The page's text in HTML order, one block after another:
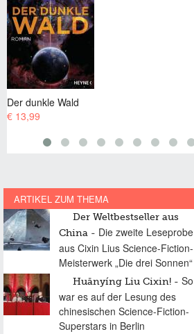
ARTIKEL ZUM THEMA
Der Weltbestseller aus
China
Die zweite Leseprobe
aus Cixin Lius Science-Fiction-
Meisterwerk „Die drei Sonnen“
Huānyíng Liu Cixin!
So
war es auf der Lesung des
chinesischen Science-Fiction-
Superstars in Berlin